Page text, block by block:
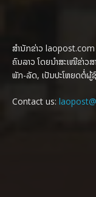
ສຳນັກຂ່າວ laopost.com
ຄົນລາວ ໂດຍນຳສະເໜີຂ່າວ
ພັກ-ລັດ, ເປັນປະໂຫຍດຕໍ່ຜູ້
Contact us: